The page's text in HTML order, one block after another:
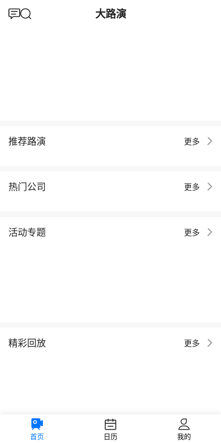
大路演
推荐路演 更多
热门公司 更多
活动专题 更多
精彩回放 更多
首页 日历 我的